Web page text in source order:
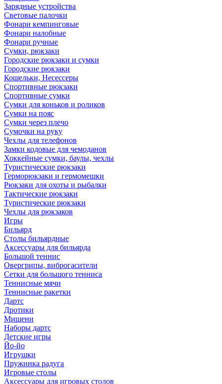
Зарядные устройства
Световые палочки
Фонари кемпинговые
Фонари налобные
Фонари ручные
Сумки, рюкзаки
Городские рюкзаки и сумки
Городские рюкзаки
Кошельки, Несессеры
Спортивные рюкзаки
Спортивные сумки
Сумки для коньков и роликов
Сумки на пояс
Сумки через плечо
Сумочки на руку
Чехлы для телефонов
Замки кодовые для чемоданов
Хоккейные сумки, баулы, чехлы
Туристические рюкзаки
Герморюкзаки и гермомешки
Рюкзаки для охоты и рыбалки
Тактические рюкзаки
Туристические рюкзаки
Чехлы для рюкзаков
Игры
Бильярд
Столы бильярдные
Аксессуары для бильярда
Большой теннис
Овергрипы, виброгасители
Сетки для большого тенниса
Теннисные мячи
Теннисные ракетки
Дартс
Дротики
Мишени
Наборы дартс
Детские игры
Йо-йо
Игрушки
Пружинка радуга
Игровые столы
Аксессуары для игровых столов